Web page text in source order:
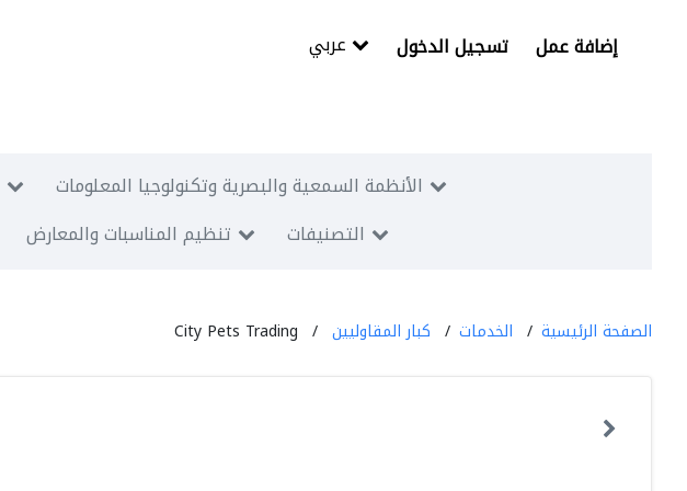
تسجيل الدخول إضافة عمل
الأنظمة السمعية والبصرية وتكنولوجيا المعلومات
تنظيم المناسبات والمعارض التصنيفات
الصفحة الرئيسية الخدمات كبار المقاوليين City Pets Trading